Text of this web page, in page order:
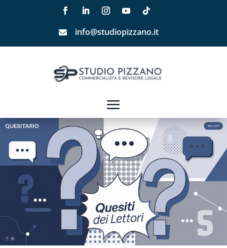
 info@studiopizzano.it